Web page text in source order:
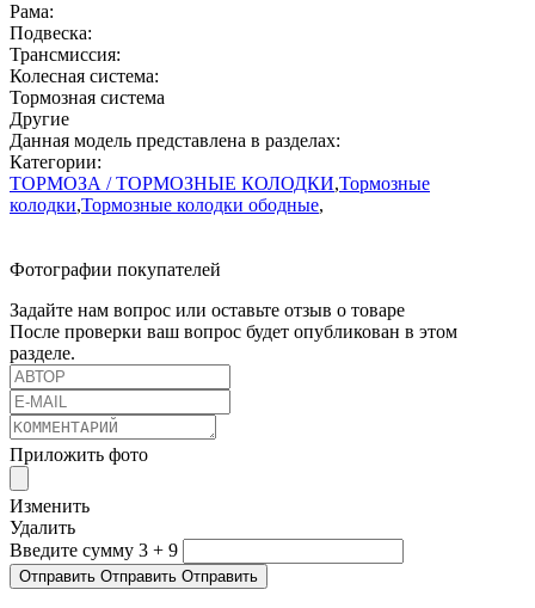
Рама:
Подвеска:
Трансмиссия:
Колесная система:
Тормозная система
Другие
Данная модель представлена в разделах:
Категории:
ТОРМОЗА / ТОРМОЗНЫЕ КОЛОДКИ,Тормозные
колодки,Тормозные колодки ободные,
Фотографии покупателей
Задайте нам вопрос или оставьте отзыв о товаре
После проверки ваш вопрос будет опубликован в этом
разделе.
Приложить фото
Изменить
Удалить
Введите сумму 3 + 9
Отправить Отправить Отправить